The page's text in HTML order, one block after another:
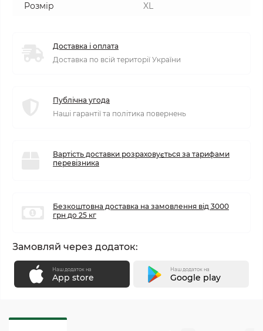
Розмір
XL
Доставка і оплата
Доставка по всій території України
Публічна угода
Наші гарантії та політика повернень
Вартість доставки розраховується за тарифами
перевізника
Безкоштовна доставка на замовлення від 3000
грн до 25 кг
Замовляй через додаток:
Наш додаток на
App store
Наш додаток на
Google play